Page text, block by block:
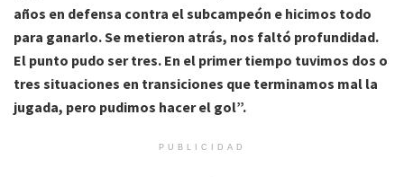
años en defensa contra el subcampeón e hicimos todo
para ganarlo. Se metieron atrás, nos faltó profundidad.
El punto pudo ser tres. En el primer tiempo tuvimos dos o
tres situaciones en transiciones que terminamos mal la
jugada, pero pudimos hacer el gol”.
PUBLICIDAD